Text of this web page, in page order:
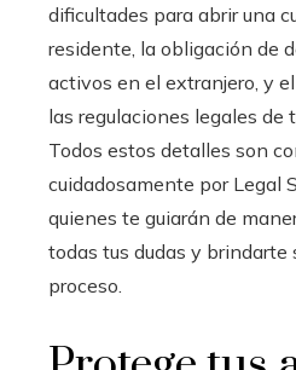
dificultades para abrir una
residente, la obligación de
activos en el extranjero, y
las regulaciones legales de
Todos estos detalles son
cuidadosamente por Legal
quienes te guiarán de
todas tus dudas y brindarte
proceso.